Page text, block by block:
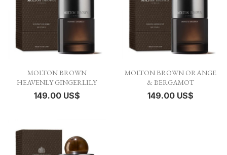
MOLTON BROWN
HEAVENLY GINGERLILY
149.00 US$
MOLTON BROWN ORANGE
& BERGAMOT
149.00 US$